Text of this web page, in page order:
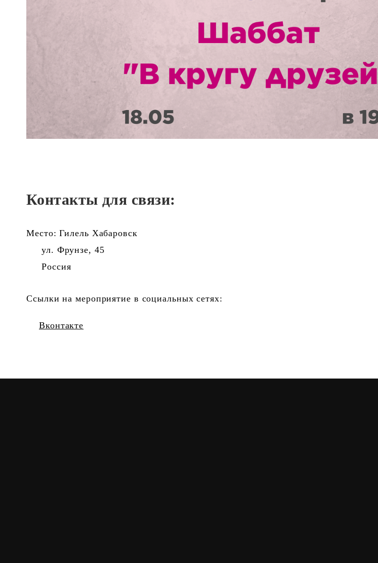
Контакты для связи:
Место: Гилель Хабаровск
ул. Фрунзе, 45
Россия
Ссылки на мероприятие в социальных сетях:
Вконтакте